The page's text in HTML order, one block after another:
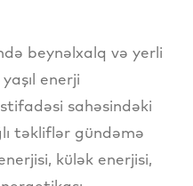
beynəlxalq və yerli
enerji
sahəsindəki
təkliflər gündəmə
külək enerjisi,